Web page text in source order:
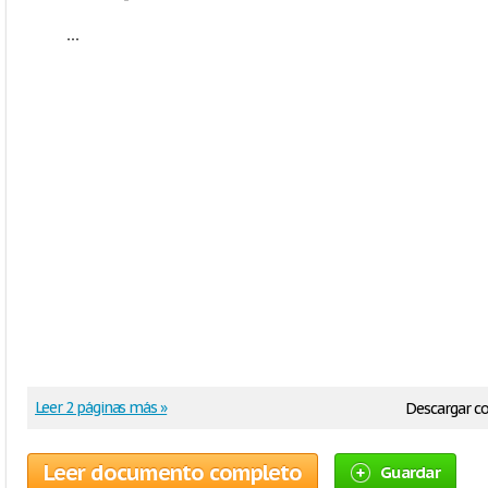
...
Descargar
Leer 2 páginas más »
Leer documento completo Guardar